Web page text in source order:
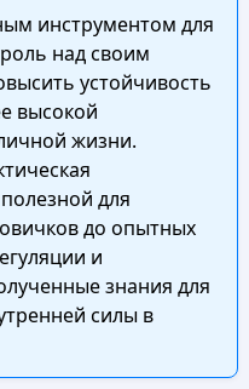
инструментом для
над своим
устойчивость
высокой
жизни.
для
до опытных
и
знания для
силы в